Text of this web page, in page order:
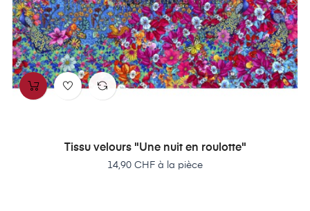
Tissu velours "Une nuit en roulotte"
Prix
14,90 CHF à la pièce
‹ ›